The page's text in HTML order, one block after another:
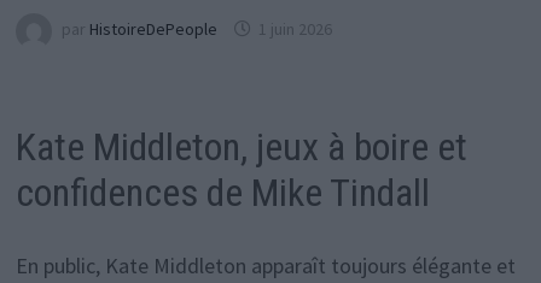
par HistoireDePeople 1 juin 2026
Kate Middleton, jeux à boire et
confidences de Mike Tindall
En public, Kate Middleton apparaît toujours élégante et